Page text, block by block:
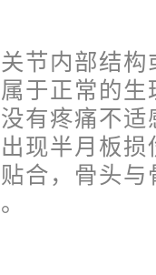
节内部结
于正常的
有疼痛不
现半月板
合，骨头